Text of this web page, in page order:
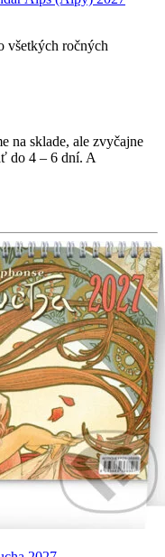
všetkých ročných
na sklade, ale zvyčajne
do 4 – 6 dní. A